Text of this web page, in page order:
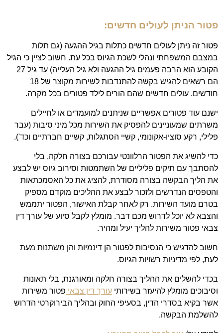
פטור הניתן לעולים חדשים:
פטור זה ניתן לעולים חדשים כתלות בגיל ההגעה (גם תלות
במצבם המשפחתי ונהלי לשכת הגיוס בכל עת. חשוב לציין כי הגיל
הקובע הוא הרבה פעמים גיל ההגעה ולא גיל העלייה) עד גיל 27
הם רשאים להגיש בקשה להתנדבות לשירות מקוצר של 18
חודשים. עולים חדשים שהם הורים לילד פטורים בכל מקרה.
ישנם עוד פטורים אפשריים שניתנים למועמדים או לחיילים
משרתים שמעוניינים להפסיק את השירות מכל מיני סיבות (עבר
פלילי, רקע סוציו-אקונומי, קשיי הסתגלות, קשיים חברתיים וכד').
כדי להשיג את הפטור הרלוונטי עבורכם בצורה חלקה, בלי
להסתבך עם תיקים פליליים של השתמטות וסירוב גיוס יש לבצע
את הליך הבקשה בצורה מסודרת, להציג את כל האסמכתאות
והטפסים הנדרשים ולזכור לבצע את ההליכים מוקדם מספיק
בטרם מועד השירות. רק לאחר קבלת האישור, הפטור יתממש
והצבא לא יוכל לדרוש מכם דבר. מומלץ לקבל סיוע של עורך דין
צבאי פטור משירות להליך יעיל ומהיר.
חשוב להדגיש כי הנסיבות לפטור הן דינמיות והן משתנות מעת
לעת, לפי מדיניות רשויות הגיוס.
בכדי להשלים את ההליך בצורה חלקה ומאורגנת, בלי תאונות
וסיבוכים מומלץ להיעזר בשירותי עורך דין צבאי פטור משירות
אשר בקיא בסדרי הדין, בסעיפי החוק ובהליך הבירוקרטי הדרוש
להשלמת הבקשה.